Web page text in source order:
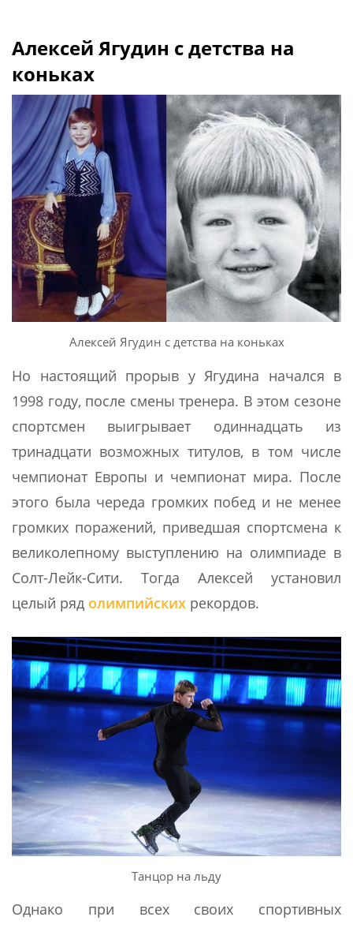
Алексей Ягудин с детства на
коньках
Алексей Ягудин с детства на коньках
Но настоящий прорыв у Ягудина начался в
1998 году, после смены тренера. В этом сезоне
спортсмен выигрывает одиннадцать из
тринадцати возможных титулов, в том числе
чемпионат Европы и чемпионат мира. После
этого была череда громких побед и не менее
громких поражений, приведшая спортсмена к
великолепному выступлению на олимпиаде в
Солт-Лейк-Сити. Тогда Алексей установил
целый ряд олимпийских рекордов.
Танцор на льду
Однако при всех своих спортивных